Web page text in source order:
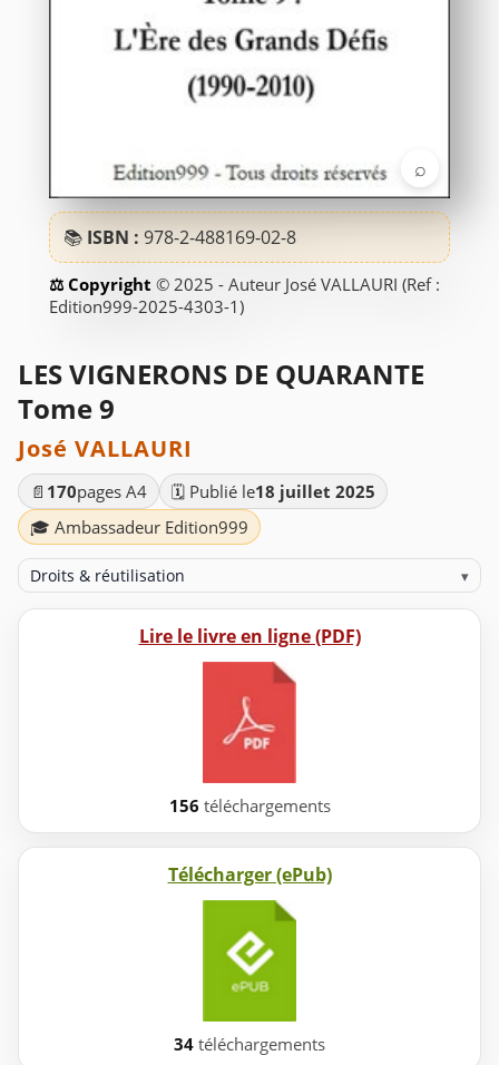
⌕
📚 ISBN : 978-2-488169-02-8
© 2025 - Auteur José VALLAURI (Ref :
Edition999-2025-4303-1)
LES VIGNERONS DE QUARANTE
Tome 9
José VALLAURI
📄 170pages A4 🗓️ Publié le18 juillet 2025
🎓 Ambassadeur Edition999
Droits & réutilisation ▾
Lire le livre en ligne (PDF)
156 téléchargements
Télécharger (ePub)
34 téléchargements